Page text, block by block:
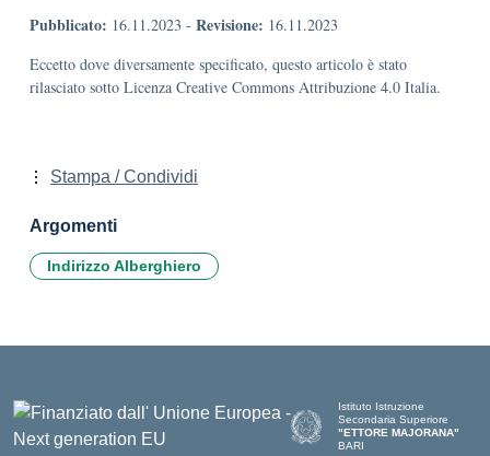
Pubblicato: 16.11.2023 - Revisione: 16.11.2023
Eccetto dove diversamente specificato, questo articolo è stato
rilasciato sotto Licenza Creative Commons Attribuzione 4.0 Italia.
Stampa / Condividi
Argomenti
Indirizzo Alberghiero
Istituto Istruzione
Secondaria Superiore
"ETTORE MAJORANA"
BARI